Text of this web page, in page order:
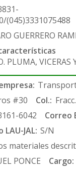
(045)3331075488
GUERRERO
PLUMA, VICERAS
#30 Col.:
6042 Correo
JAL: S/N
materiales
PONCE Cargo: